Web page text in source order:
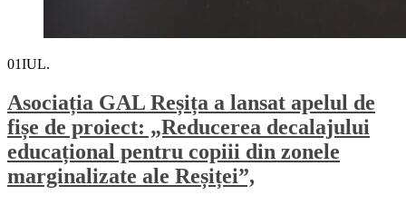
01IUL.
Asociația GAL Reșița a lansat apelul de
fișe de proiect: „Reducerea decalajului
educațional pentru copiii din zonele
marginalizate ale Reșiței”,